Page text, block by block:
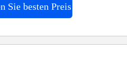
Sie besten Preis